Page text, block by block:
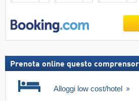
Prenota online questo
Alloggi low cost/hotel